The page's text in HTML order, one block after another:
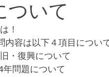
ついて
！
内容は以下４項目につい
・復興について
年問題について